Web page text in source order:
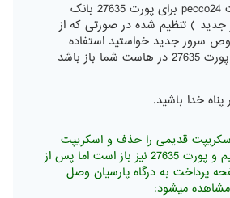
شده و اسکریپت pecco24 برای پورت 27635 بانک
جدید ) تنظیم شده در صورتی که از
سرور جدید خواستید استفاده
کنید حتماً باید پورت 27635 در هاست شما باز باشد
خدا باشید.
قدیمی را حذف و اسکریپت
جدید را نصب کردیم و پورت 27635 نیز باز است اما پس از
پرداخت به درگاه پارسیان وصل
میشود: